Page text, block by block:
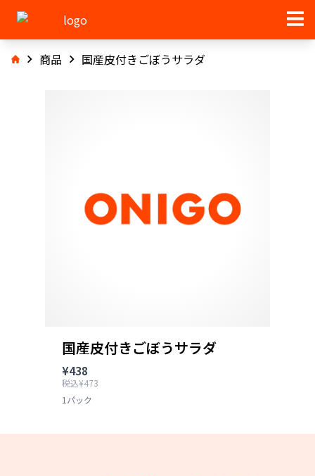
商品 国産皮付きごぼうサラダ
国産皮付きごぼうサラダ
¥438
税込¥473
1パック